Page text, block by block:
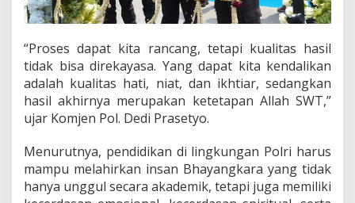
r
D
i
m
u
a
i
d
a
“Proses dapat kita rancang, tetapi kualitas hasil
tidak bisa direkayasa. Yang dapat kita kendalikan
adalah kualitas hati, niat, dan ikhtiar, sedangkan
hasil akhirnya merupakan ketetapan Allah SWT,”
ujar Komjen Pol. Dedi Prasetyo.
Menurutnya, pendidikan di lingkungan Polri harus
mampu melahirkan insan Bhayangkara yang tidak
hanya unggul secara akademik, tetapi juga memiliki